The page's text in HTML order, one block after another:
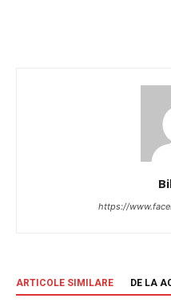
https://
ARTICOLE SIMILARE DE LA